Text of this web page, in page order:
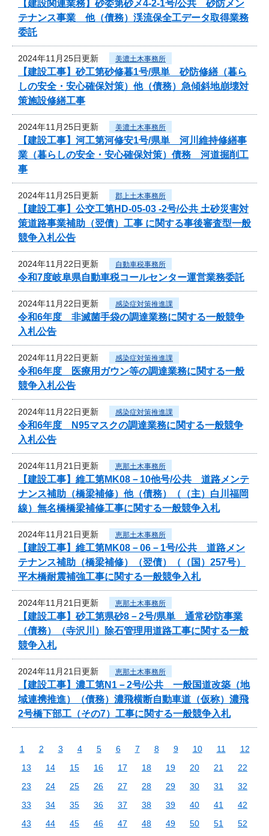
【建設関連業務】砂委第砂メ4-2-1号/公共 砂防メン
テナンス事業 他（債務）渓流保全工データ取得業務
委託
2024年11月25日更新 美濃土木事務所
【建設工事】砂工第砂修暮1号/県単 砂防修繕（暮ら
しの安全・安心確保対策）他（債務）急傾斜地崩壊対
策施設修繕工事
2024年11月25日更新 美濃土木事務所
【建設工事】河工第河修安1号/県単 河川維持修繕事
業（暮らしの安全・安心確保対策）債務 河道掘削工
事
2024年11月25日更新 郡上土木事務所
【建設工事】公交工第HD-05-03 -2号/公共 土砂災害対
策道路事業補助（翌債）工事 に関する事後審査型一般
競争入札公告
2024年11月22日更新 自動車税事務所
令和7度岐阜県自動車税コールセンター運営業務委託
2024年11月22日更新 感染症対策推進課
令和6年度 非滅菌手袋の調達業務に関する一般競争
入札公告
2024年11月22日更新 感染症対策推進課
令和6年度 医療用ガウン等の調達業務に関する一般
競争入札公告
2024年11月22日更新 感染症対策推進課
令和6年度 N95マスクの調達業務に関する一般競争
入札公告
2024年11月21日更新 恵那土木事務所
【建設工事】維工第MK08－10他号/公共 道路メンテ
ナンス補助（橋梁補修）他（債務）（（主）白川福岡
線）無名橋橋梁補修工事に関する一般競争入札
2024年11月21日更新 恵那土木事務所
【建設工事】維工第MK08－06－1号/公共 道路メン
テナンス補助（橋梁補修）（翌債）（（国）257号）
平木橋耐震補強工事に関する一般競争入札
2024年11月21日更新 恵那土木事務所
【建設工事】砂工第県砂8－2号/県単 通常砂防事業
（債務）（寺沢川）除石管理用道路工事に関する一般
競争入札
2024年11月21日更新 恵那土木事務所
【建設工事】濃工第N1－2号/公共 一般国道改築（地
域連携推進）（債務）濃飛横断自動車道（仮称）濃飛
2号橋下部工（その7）工事に関する一般競争入札
1 2 3 4 5 6 7 8 9 10 11
12
13
14 15 16 17 18 19 20 21
22
23
24 25 26 27 28 29 30 31
32
33
34 35 36 37 38 39 40 41
42
43
44 45 46 47 48 49 50 51
52